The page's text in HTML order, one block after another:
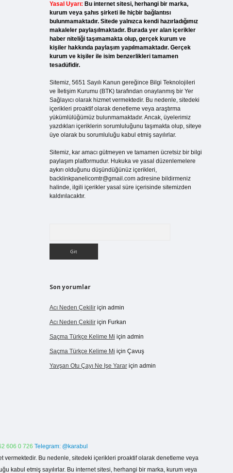
Yasal Uyarı: Bu internet sitesi, herhangi bir marka,
kurum veya şahıs şirketi ile hiçbir bağlantısı
bulunmamaktadır. Sitede yalnızca kendi hazırladığımız
makaleler paylaşılmaktadır. Burada yer alan içerikler
haber niteliği taşımamakta olup, gerçek kurum ve
kişiler hakkında paylaşım yapılmamaktadır. Gerçek
kurum ve kişiler ile isim benzerlikleri tamamen
tesadüfidir.
Sitemiz, 5651 Sayılı Kanun gereğince Bilgi Teknolojileri
ve İletişim Kurumu (BTK) tarafından onaylanmış bir Yer
Sağlayıcı olarak hizmet vermektedir. Bu nedenle, sitedeki
içerikleri proaktif olarak denetleme veya araştırma
yükümlülüğümüz bulunmamaktadır. Ancak, üyelerimiz
yazdıkları içeriklerin sorumluluğunu taşımakta olup, siteye
üye olarak bu sorumluluğu kabul etmiş sayılırlar.
Sitemiz, kar amacı gütmeyen ve tamamen ücretsiz bir bilgi
paylaşım platformudur. Hukuka ve yasal düzenlemelere
aykırı olduğunu düşündüğünüz içerikleri,
backlinkpanelicomtr@gmail.comadresine bildirmeniz
halinde, ilgili içerikler yasal süre içerisinde sitemizden
kaldırılacaktır.
Son yorumlar
Acı Neden Çekiliriçin admin
Acı Neden Çekiliriçin Furkan
Saçma Türkçe Kelime Mi için admin
Saçma Türkçe Kelime Mi için Çavuş
Yavşan Otu Çayı Ne Işe Yarariçin admin
606 0 726 Telegram: @karabul
vermektedir. Bu nedenle, sitedeki içerikleri proaktif olarak denetleme veya
kabul etmiş sayılırlar. Bu internet sitesi, herhangi bir marka, kurum veya